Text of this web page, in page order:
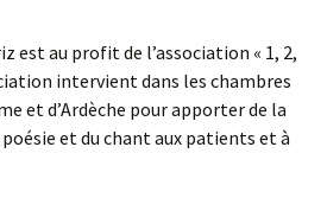
est au profit de l’association « 1, 2,
intervient dans les chambres
et d’Ardèche pour apporter de la
poésie et du chant aux patients et à